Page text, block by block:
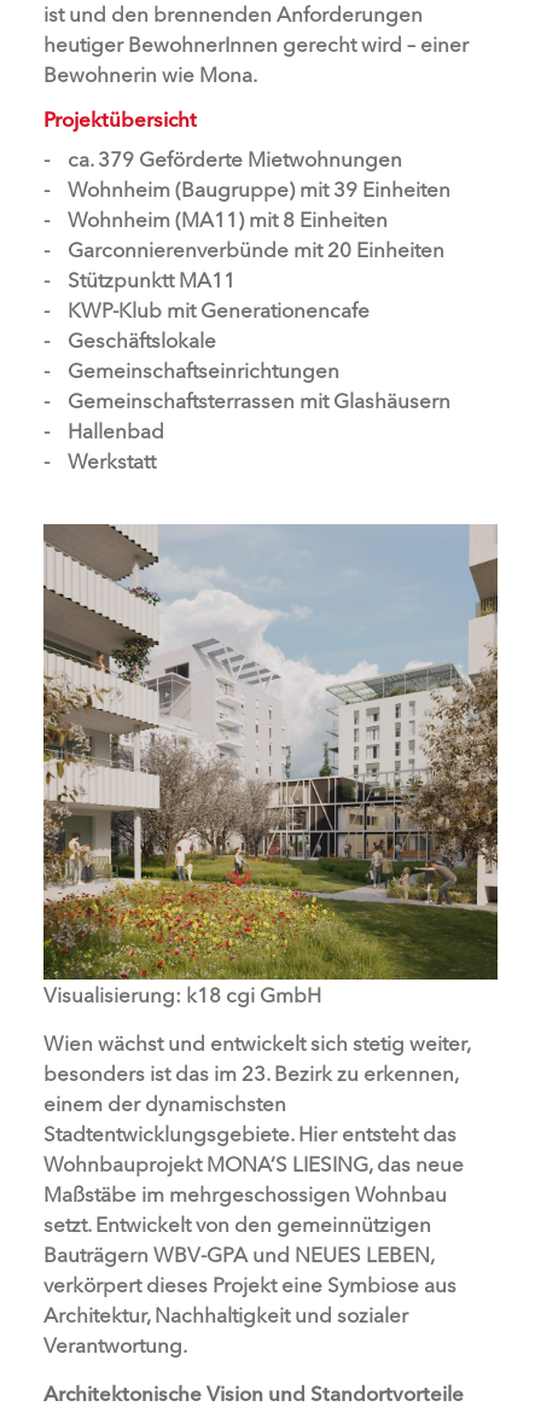
ist und den brennenden Anforderungen
heutiger BewohnerInnen gerecht wird – einer
Bewohnerin wie Mona.
Projektübersicht
ca. 379 Geförderte Mietwohnungen
Wohnheim (Baugruppe) mit 39 Einheiten
Wohnheim (MA11) mit 8 Einheiten
Garconnierenverbünde mit 20 Einheiten
Stützpunktt MA11
KWP-Klub mit Generationencafe
Geschäftslokale
Gemeinschaftseinrichtungen
Gemeinschaftsterrassen mit Glashäusern
Hallenbad
Werkstatt
Visualisierung: k18 cgi GmbH
Wien wächst und entwickelt sich stetig weiter,
besonders ist das im 23. Bezirk zu erkennen,
einem der dynamischsten
Stadtentwicklungsgebiete. Hier entsteht das
Wohnbauprojekt MONA’S LIESING, das neue
Maßstäbe im mehrgeschossigen Wohnbau
setzt. Entwickelt von den gemeinnützigen
Bauträgern WBV-GPA und NEUES LEBEN,
verkörpert dieses Projekt eine Symbiose aus
Architektur, Nachhaltigkeit und sozialer
Verantwortung.
Architektonische Vision und Standortvorteile